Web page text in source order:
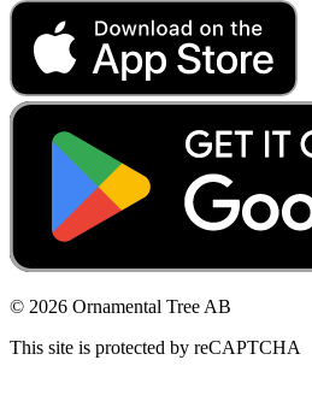
© 2026 Ornamental Tree AB
This site is protected by reCAPTCHA